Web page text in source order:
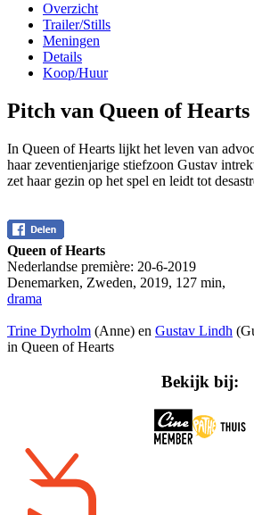
Overzicht
Trailer/Stills
Meningen
Details
Koop/Huur
Pitch van Queen of Hearts
In Queen of Hearts lijkt het leven van
haar zeventienjarige stiefzoon Gustav
zet haar gezin op het spel en leidt tot
Queen of Hearts
Nederlandse première: 20-6-2019
Denemarken, Zweden, 2019, 127 min,
drama
Trine Dyrholm (Anne) en Gustav Lindh
in Queen of Hearts
Bekijk bij: